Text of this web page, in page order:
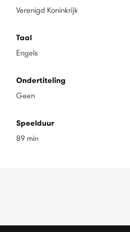
Verenigd Koninkrijk
Taal
Engels
Ondertiteling
Geen
Speelduur
89 min